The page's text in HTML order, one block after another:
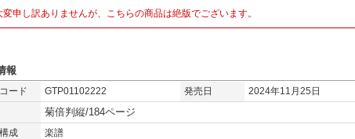
申し訳ありませんが、こちらの商品は絶版でございます。
報
ード GTP01102222 発売日
2024年11月25日
菊倍判縦/184ページ
成
楽譜